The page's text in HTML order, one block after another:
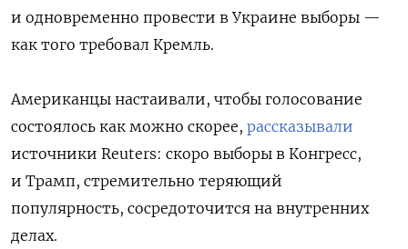
и одновременно провести в Украине выборы —
как того требовал Кремль.
Американцы настаивали, чтобы голосование
состоялось как можно скорее, рассказывали
источники Reuters: скоро выборы в Конгресс,
и Трамп, стремительно теряющий
популярность, сосредоточится на внутренних
делах.